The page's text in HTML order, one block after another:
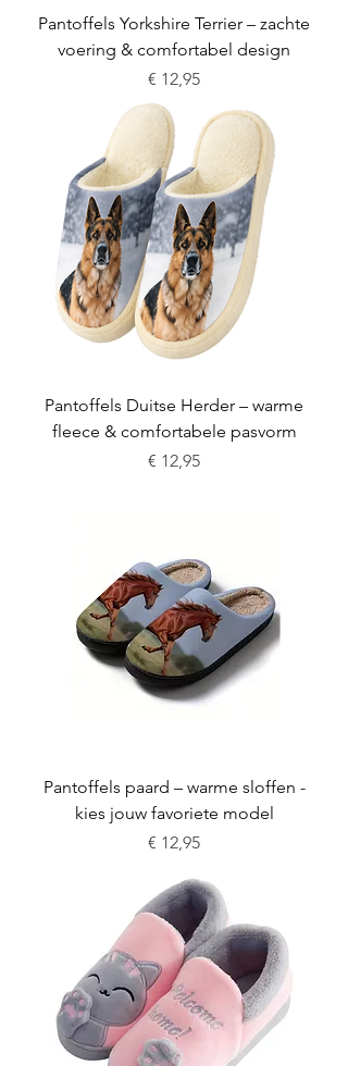
Pantoffels Yorkshire Terrier – zachte
voering & comfortabel design
Prijs
€ 12,95
Pantoffels Duitse Herder – warme
fleece & comfortabele pasvorm
Prijs
€ 12,95
Pantoffels paard – warme sloffen -
kies jouw favoriete model
Prijs
€ 12,95